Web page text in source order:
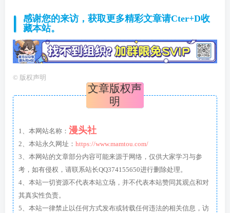
感谢您的来访，获取更多精彩文章请Cter+D收
藏本站。
© 版权声明
文章版权声
明
1、本网站名称： 漫头社
2、本站永久网址： https://www.mamtou.com/
3、本网站的文章部分内容可能来源于网络，仅供大家学习与参
考，如有侵权，请联系站长QQ374155650进行删除处理。
4、本站一切资源不代表本站立场，并不代表本站赞同其观点和对
其真实性负责。
5、本站一律禁止以任何方式发布或转载任何违法的相关信息，访